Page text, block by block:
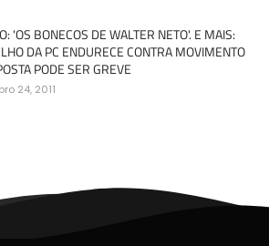
'OS BONECOS DE WALTER NETO'. E MAIS:
DA PC ENDURECE CONTRA MOVIMENTO
PODE SER GREVE
24, 2011